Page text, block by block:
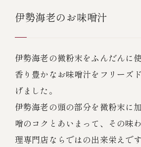
伊勢海老のお味噌汁
伊勢海老の微粉末をふんだんに
香り豊かなお味噌汁をフリーズ
げました。
伊勢海老の頭の部分を微粉末に
噌のコクとあいまって、その味
理専門店ならではの出来栄えです